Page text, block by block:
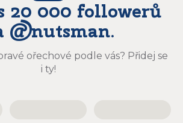
20 000 followerů
@nutsman.
ořechové podle vás? Přidej se
i ty!